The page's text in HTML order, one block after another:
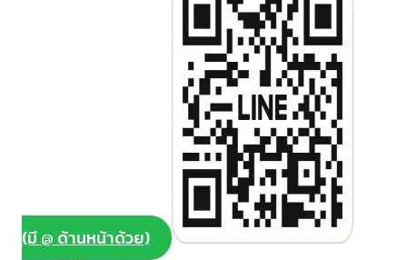
(มี @ ด้านหน้าด้วย)